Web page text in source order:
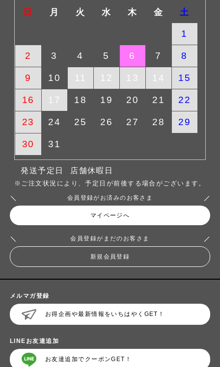
日 月 火 水 木 金 土
1
2 3 4 5 6 7 8
9 10 11 12 13 14 15
16 17 18 19 20 21 22
23 24 25 26 27 28 29
30 31
発送予定日 店舗休暇日
※ご注文状況により、予定日が前後する場合がございます。
会員登録がお済みのお客さま
マイページへ
会員登録がまだのお客さま
新規会員登録
メルマガ登録
お得企画や最新情報をいちはやくGET！
LINEお友達追加
お友達追加でクーポンGET！